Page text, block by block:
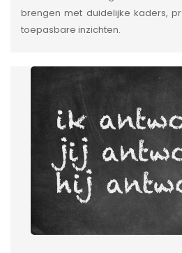
brengen met duidelijke kaders,
toepasbare inzichten.